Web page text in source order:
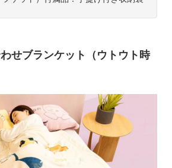
せブランケット（ウトウト時